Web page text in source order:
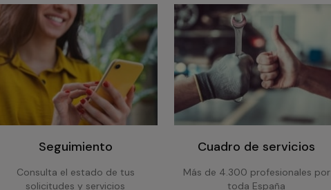
Seguimiento
Consulta el estado de tus
solicitudes y servicios
Cuadro de servicios
Más de 4.300 profesionales por
toda España